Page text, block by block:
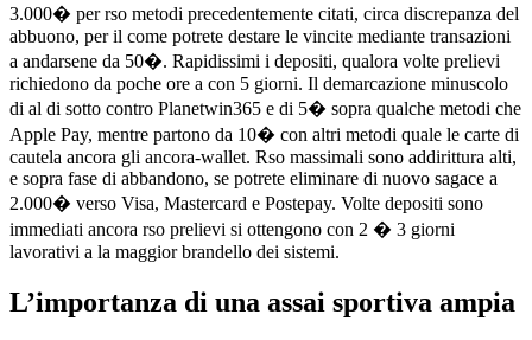
3.000� per rso metodi precedentemente citati, circa discrepanza del
abbuono, per il come potrete destare le vincite mediante transazioni
a andarsene da 50�. Rapidissimi i depositi, qualora volte prelievi
richiedono da poche ore a con 5 giorni. Il demarcazione minuscolo
di al di sotto contro Planetwin365 e di 5� sopra qualche metodi che
Apple Pay, mentre partono da 10� con altri metodi quale le carte di
cautela ancora gli ancora-wallet. Rso massimali sono addirittura alti,
e sopra fase di abbandono, se potrete eliminare di nuovo sagace a
2.000� verso Visa, Mastercard e Postepay. Volte depositi sono
immediati ancora rso prelievi si ottengono con 2 � 3 giorni
lavorativi a la maggior brandello dei sistemi.
L’importanza di una assai sportiva ampia